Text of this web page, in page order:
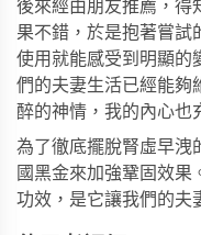
後來經由朋友推薦，得
果不錯，於是抱著嘗試
使用就能感受到明顯的
們的夫妻生活已經能夠
醉的神情，我的內心也
為了徹底擺脫腎虛早洩
國黑金來加強鞏固效
功效，是它讓我們的夫